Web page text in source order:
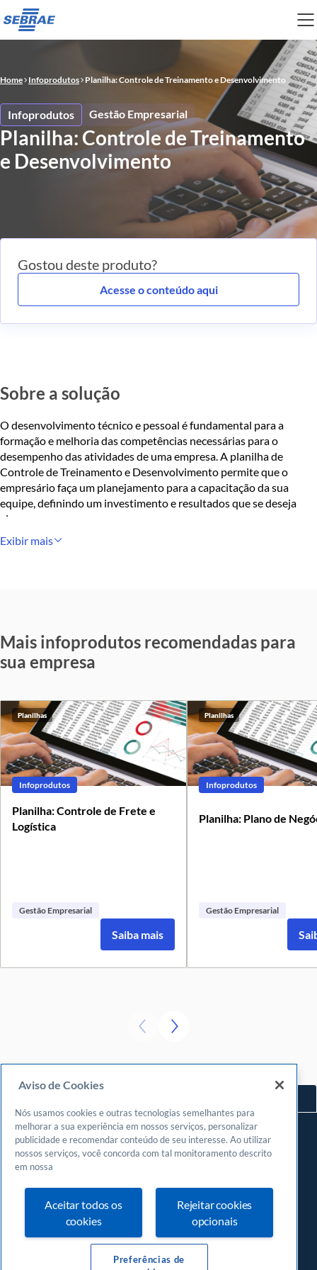
Home Infoprodutos Planilha: Controle de Treinamento e Desenvolvimento
Infoprodutos Gestão Empresarial
Planilha: Controle de Treinamento
e Desenvolvimento
Sobre a solução
O desenvolvimento técnico e pessoal é fundamental para a
formação e melhoria das competências necessárias para o
desempenho das atividades de uma empresa. A planilha de
Controle de Treinamento e Desenvolvimento permite que o
empresário faça um planejamento para a capacitação da sua
equipe, definindo um investimento e resultados que se deseja
alcançar.
Exibir mais
Gostou deste produto?
Acesse o conteúdo aqui
Mais infoprodutos recomendadas para
sua empresa
Planilhas
Infoprodutos
Planilha: Controle de Frete e
Logística
Gestão Empresarial
Saiba mais
Planilhas
Infoprodutos
Planilha: Plano de
Gestão Empresarial
Navegue
Meu espaço
Fazer login
Cadastrar-se
Central de atendimento
0800570 0800
Aviso de Cookies
Nós usamos cookies e outras tecnologias semelhantes para
melhorar a sua experiência em nossos serviços, personalizar
publicidade e recomendar conteúdo de seu interesse. Ao utilizar
nossos serviços, você concorda com tal monitoramento descrito
em nossa
Aceitar todos os
cookies
Rejeitar cookies
opcionais
Preferências de